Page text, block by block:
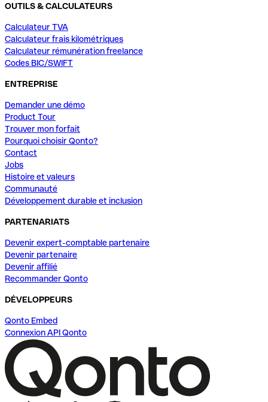
OUTILS & CALCULATEURS
Calculateur TVA
Calculateur frais kilométriques
Calculateur rémunération freelance
Codes BIC/SWIFT
ENTREPRISE
Demander une démo
Product Tour
Trouver mon forfait
Pourquoi choisir Qonto?
Contact
Jobs
Histoire et valeurs
Communauté
Développement durable et inclusion
PARTENARIATS
Devenir expert-comptable partenaire
Devenir partenaire
Devenir affilié
Recommander Qonto
DÉVELOPPEURS
Qonto Embed
Connexion API Qonto